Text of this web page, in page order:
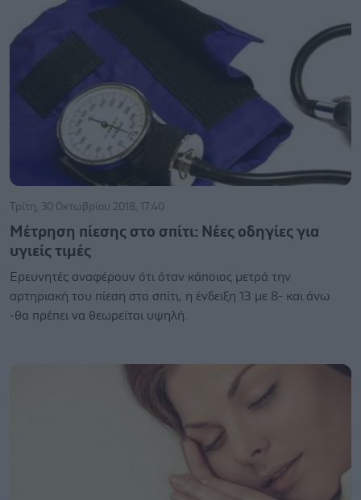
Τρίτη, 30 Οκτωβρίου 2018, 17:40
Μέτρηση πίεσης στο σπίτι: Νέες οδηγίες για
υγιείς τιμές
Ερευνητές αναφέρουν ότι όταν κάποιος μετρά την
αρτηριακή του πίεση στο σπίτι, η ένδειξη 13 με 8- και άνω
-θα πρέπει να θεωρείται υψηλή.